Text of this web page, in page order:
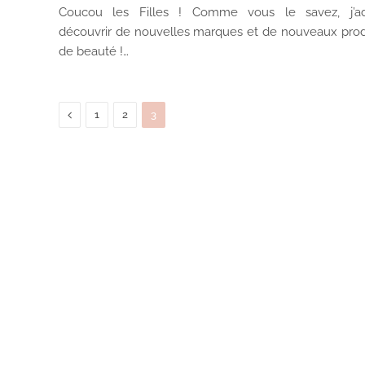
Coucou les Filles ! Comme vous le savez,
découvrir de nouvelles marques et de nouveaux
de beauté !…
Previous
1 2 3